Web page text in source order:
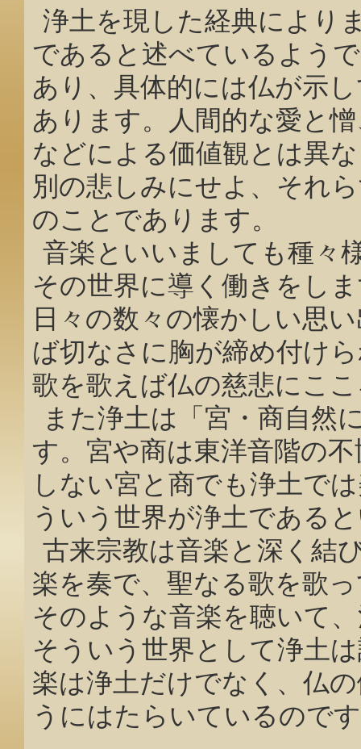
浄土を現した経典により
であると述べているよう
あり、具体的には仏が示
あります。人間的な愛と
などによる価値観とは異
別の悲しみにせよ、それ
のことであります。
音楽といいましても種々
その世界に導く働きをし
日々の数々の懐かしい思
ば切なさに胸が締め付け
歌を歌えば仏の慈悲にこ
また浄土は「宮・商自然
す。宮や商は東洋音階の
しない宮と商でも浄土で
ういう世界が浄土である
古来宗教は音楽と深く結
楽を奏で、聖なる歌を歌
そのような音楽を聴いて
そういう世界として浄土
楽は浄土だけでなく、仏
うにはたらいているので